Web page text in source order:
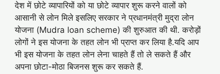
देश में छोटे व्यापारियों को या छोटे व्यापार शुरू करने वालों को
आसानी से लोन मिले इसलिए सरकार ने प्रधानमंत्री मुद्रा लोन
योजना (Mudra loan scheme) की शुरुआत की थी. करोड़ों
लोगों ने इस योजना के तहत लोन भी प्राप्त कर लिया है.यदि आप
भी इस योजना के तहत लोन लेना चाहते हैं तो ले सकते हैं और
अपना छोटा-मोठा बिजनस शुरू कर सकते हैं.